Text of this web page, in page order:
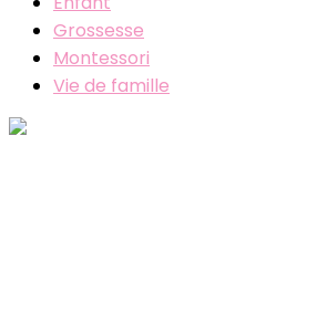
Grossesse
Montessori
Vie de famille